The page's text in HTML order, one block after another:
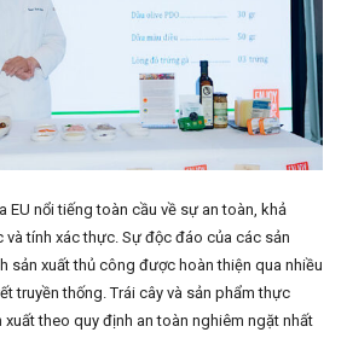
EU nổi tiếng toàn cầu về sự an toàn, khả
và tính xác thực. Sự độc đáo của các sản
sản xuất thủ công được hoàn thiện qua nhiều
truyền thống. Trái cây và sản phẩm thực
theo quy định an toàn nghiêm ngặt nhất